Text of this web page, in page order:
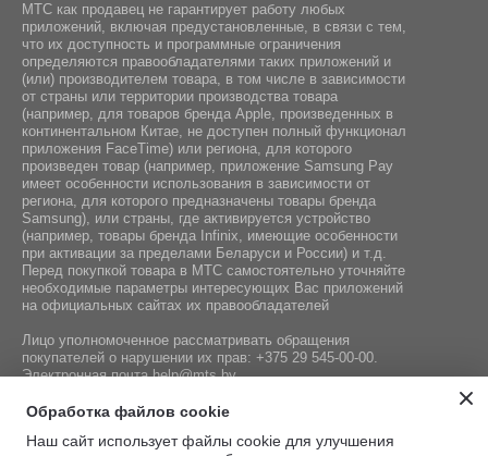
МТС как продавец не гарантирует работу любых
приложений, включая предустановленные, в связи с тем,
что их доступность и программные ограничения
определяются правообладателями таких приложений и
(или) производителем товара, в том числе в зависимости
от страны или территории производства товара
(например, для товаров бренда Apple, произведенных в
континентальном Китае, не доступен полный функционал
приложения FaceTime) или региона, для которого
произведен товар (например, приложение Samsung Pay
имеет особенности использования в зависимости от
региона, для которого предназначены товары бренда
Samsung), или страны, где активируется устройство
(например, товары бренда Infiniх, имеющие особенности
при активации за пределами Беларуси и России) и т.д.
Перед покупкой товара в МТС самостоятельно уточняйте
необходимые параметры интересующих Вас приложений
на официальных сайтах их правообладателей
Лицо уполномоченное рассматривать обращения
покупателей о нарушении их прав: +375 29 545-00-00.
Электронная почтаhelp@mts.by
Номер телефона работников местных исполнительных и
регистрации СООО «Мобильные ТелеСистемы»,
Обработка файлов cookie
Наш сайт использует файлы cookie для улучшения